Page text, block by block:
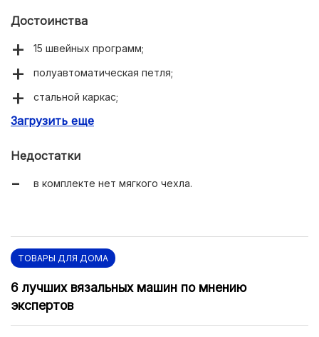
Достоинства
15 швейных программ;
полуавтоматическая петля;
стальной каркас;
автоматическое отключение намотки шпульки;
Загрузить еще
Недостатки
в комплекте нет мягкого чехла.
ТОВАРЫ ДЛЯ ДОМА
6 лучших вязальных машин по мнению
экспертов